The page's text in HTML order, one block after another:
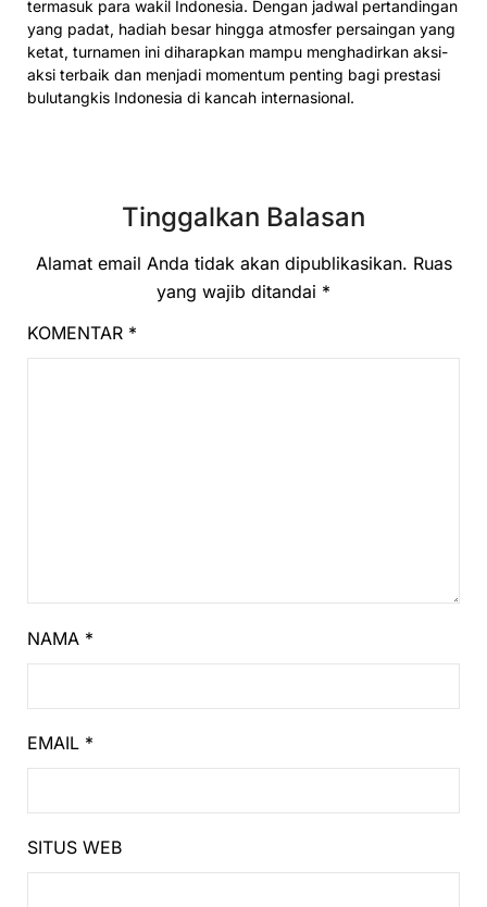
termasuk para wakil Indonesia. Dengan jadwal pertandingan
yang padat, hadiah besar hingga atmosfer persaingan yang
ketat, turnamen ini diharapkan mampu menghadirkan aksi-
aksi terbaik dan menjadi momentum penting bagi prestasi
bulutangkis Indonesia di kancah internasional.
Tinggalkan Balasan
Alamat email Anda tidak akan dipublikasikan. Ruas
yang wajib ditandai *
KOMENTAR *
NAMA *
EMAIL *
SITUS WEB